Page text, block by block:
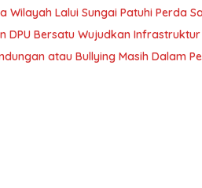
Wilayah Lalui Sungai Patuhi Perda
Bersatu Wujudkan Infrastruktur
atau Bullying Masih Dalam